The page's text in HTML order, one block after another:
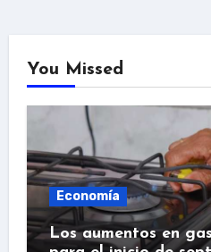
You Missed
Economía
Los aumentos en